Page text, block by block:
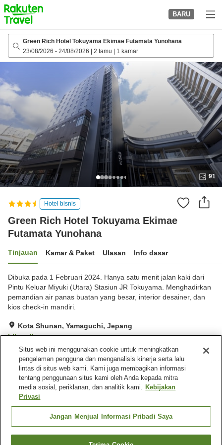
to
top
page
BARU
Green Rich Hotel Tokuyama Ekimae Futamata Yunohana
23/08/2026 - 24/08/2026 2 tamu 1 kamar
91
Hotel bisnis
Green Rich Hotel Tokuyama Ekimae
Futamata Yunohana
Tinjauan Kamar & Paket Ulasan Info dasar
Dibuka pada 1 Februari 2024. Hanya satu menit jalan kaki dari
Pintu Keluar Miyuki (Utara) Stasiun JR Tokuyama. Menghadirkan
pemandian air panas buatan yang besar, interior desainer, dan
kios check-in mandiri.
Kota Shunan, Yamaguchi, Jepang
Lihat di peta
Hebat Ulasan:431
Fasilitas properti
Wi-Fi
stasiun
Mesin penjual otomatis
Situs web ini menggunakan cookie untuk meningkatkan
pengalaman pengguna dan menganalisis kinerja serta lalu
lintas di situs web kami. Kami juga membagikan informasi
tentang penggunaan situs kami oleh Anda kepada mitra
media sosial, periklanan, dan analitik kami. Kebijakan
Privasi
Jangan Menjual Informasi Pribadi Saya